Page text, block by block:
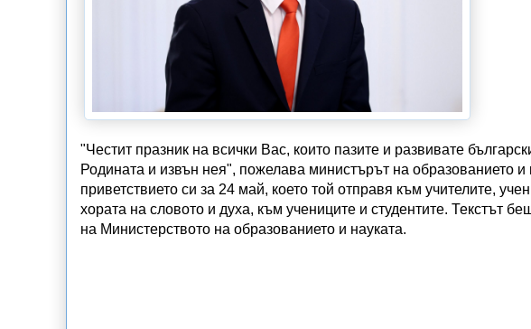
"Честит празник на всички Вас, които пазите и развивате
Родината и извън нея", пожелава министърът на образованието
приветствието си за 24 май, което той отправя към учителите,
хората на словото и духа, към учениците и студентите. Текстът
на Министерството на образованието и науката.